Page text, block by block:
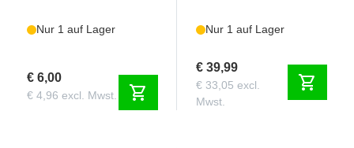
Nur 1 auf Lager
€ 6,00
€ 4,96 excl. Mwst. shopping_cart
Nur 1 auf Lager
€ 39,99
€ 33,05 excl.
Mwst.
shopping_cart